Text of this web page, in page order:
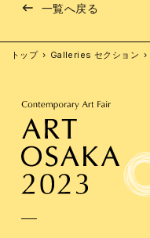
一覧へ戻る
トップ Galleries セクション